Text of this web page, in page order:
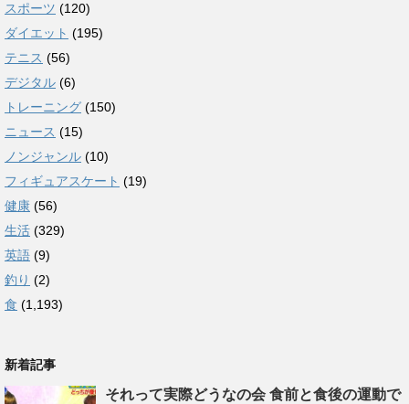
スポーツ (120)
ダイエット (195)
テニス (56)
デジタル (6)
トレーニング (150)
ニュース (15)
ノンジャンル (10)
フィギュアスケート (19)
健康 (56)
生活 (329)
英語 (9)
釣り (2)
食 (1,193)
新着記事
それって実際どうなの会 食前と食後の運動で